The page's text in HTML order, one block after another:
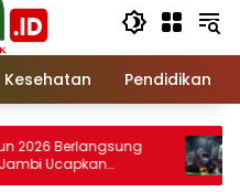
Kesehatan Pendidikan
Kodaeral I Belawan
Oprasi Ditempat
Kabupaten Langkat